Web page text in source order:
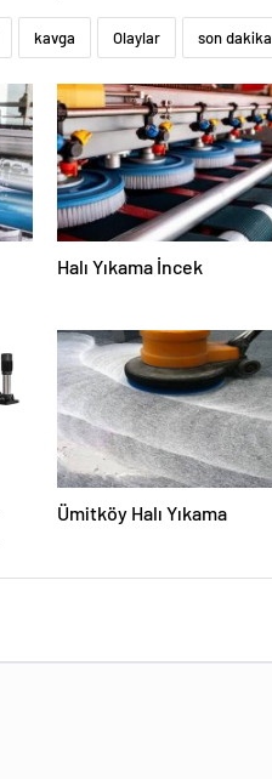
kavga Olaylar son dakika
Halı Yıkama İncek
Ümitköy Halı Yıkama